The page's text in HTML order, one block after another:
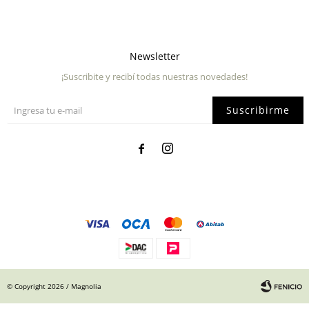
Newsletter
¡Suscribite y recibí todas nuestras novedades!
Suscribirme
 
© Copyright 2026 / Magnolia